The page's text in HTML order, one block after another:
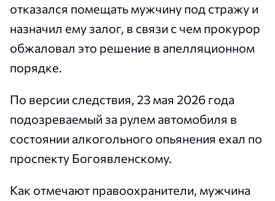
отказался помещать мужчину под стражу и
назначил ему залог, в связи с чем прокурор
обжаловал это решение в апелляционном
порядке.
По версии следствия, 23 мая 2026 года
подозреваемый за рулем автомобиля в
состоянии алкогольного опьянения ехал по
проспекту Богоявленскому.
Как отмечают правоохранители, мужчина